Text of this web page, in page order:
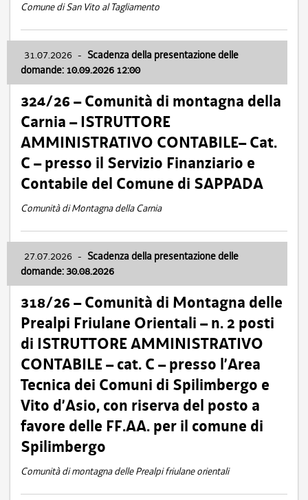
Comune di San Vito al Tagliamento
31.07.2026 - Scadenza della presentazione delle
domande: 10.09.2026 12:00
324/26 – Comunità di montagna della
Carnia – ISTRUTTORE
AMMINISTRATIVO CONTABILE– Cat.
C – presso il Servizio Finanziario e
Contabile del Comune di SAPPADA
Comunità di Montagna della Carnia
27.07.2026 - Scadenza della presentazione delle
domande: 30.08.2026
318/26 – Comunità di Montagna delle
Prealpi Friulane Orientali – n. 2 posti
di ISTRUTTORE AMMINISTRATIVO
CONTABILE – cat. C – presso l’Area
Tecnica dei Comuni di Spilimbergo e
Vito d’Asio, con riserva del posto a
favore delle FF.AA. per il comune di
Spilimbergo
Comunità di montagna delle Prealpi friulane orientali